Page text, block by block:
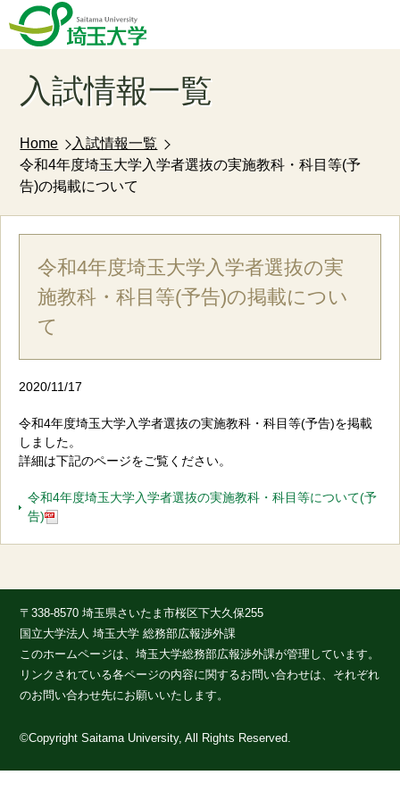
入試情報一覧
Home
入試情報一覧
令和4年度埼玉大学入学者選抜の実施教科・科目等(予
告)の掲載について
令和4年度埼玉大学入学者選抜の実
施教科・科目等(予告)の掲載につい
て
2020/11/17
令和4年度埼玉大学入学者選抜の実施教科・科目等(予告)を掲載
しました。
詳細は下記のページをご覧ください。
令和4年度埼玉大学入学者選抜の実施教科・科目等について(予
告)
このホームページは、埼玉大学総務部広報渉外課が管理しています。
リンクされている各ページの内容に関するお問い合わせは、それぞれ
のお問い合わせ先にお願いいたします。
©Copyright Saitama University, All Rights Reserved.
〒338-8570 埼玉県さいたま市桜区下大久保255
国立大学法人 埼玉大学 総務部広報渉外課